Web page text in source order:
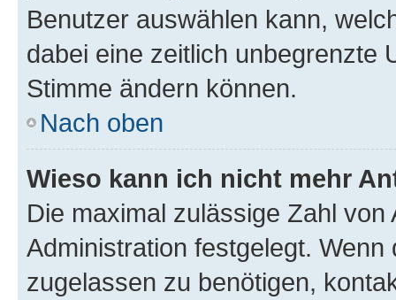
Benutzer auswählen kann,
dabei eine zeitlich unbegrenzte
Stimme ändern können.
Nach oben
Wieso kann ich nicht mehr
Die maximal zulässige Zahl
Administration festgelegt.
zugelassen zu benötigen,